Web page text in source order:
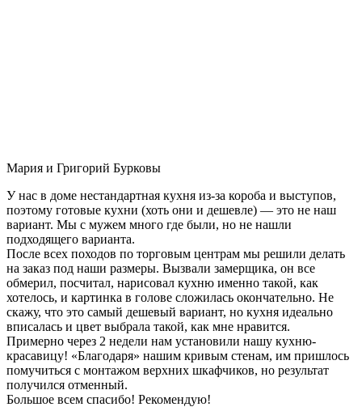
Мария и Григорий Бурковы
У нас в доме нестандартная кухня из-за короба и выступов,
поэтому готовые кухни (хоть они и дешевле) — это не наш
вариант. Мы с мужем много где были, но не нашли
подходящего варианта.
После всех походов по торговым центрам мы решили делать
на заказ под наши размеры. Вызвали замерщика, он все
обмерил, посчитал, нарисовал кухню именно такой, как
хотелось, и картинка в голове сложилась окончательно. Не
скажу, что это самый дешевый вариант, но кухня идеально
вписалась и цвет выбрала такой, как мне нравится.
Примерно через 2 недели нам установили нашу кухню-
красавицу! «Благодаря» нашим кривым стенам, им пришлось
помучиться с монтажом верхних шкафчиков, но результат
получился отменный.
Большое всем спасибо! Рекомендую!